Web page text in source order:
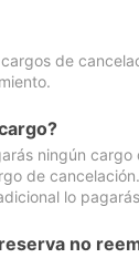
de
ningún
de
lo
no